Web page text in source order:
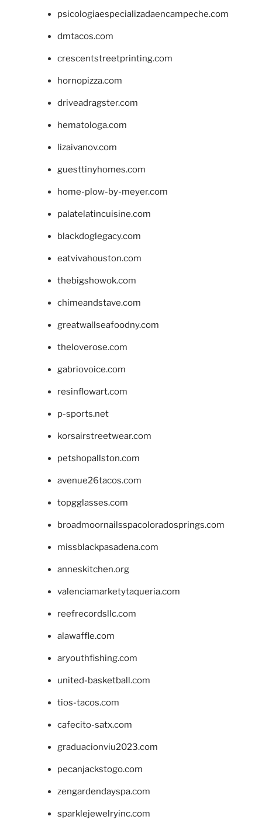
psicologiaespecializadaencampeche.com
dmtacos.com
crescentstreetprinting.com
hornopizza.com
driveadragster.com
hematologa.com
lizaivanov.com
guesttinyhomes.com
home-plow-by-meyer.com
palatelatincuisine.com
blackdoglegacy.com
eatvivahouston.com
thebigshowok.com
chimeandstave.com
greatwallseafoodny.com
theloverose.com
gabriovoice.com
resinflowart.com
p-sports.net
korsairstreetwear.com
petshopallston.com
avenue26tacos.com
topgglasses.com
broadmoornailsspacoloradosprings.com
missblackpasadena.com
anneskitchen.org
valenciamarketytaqueria.com
reefrecordsllc.com
alawaffle.com
aryouthfishing.com
united-basketball.com
tios-tacos.com
cafecito-satx.com
graduacionviu2023.com
pecanjackstogo.com
zengardendayspa.com
sparklejewelryinc.com